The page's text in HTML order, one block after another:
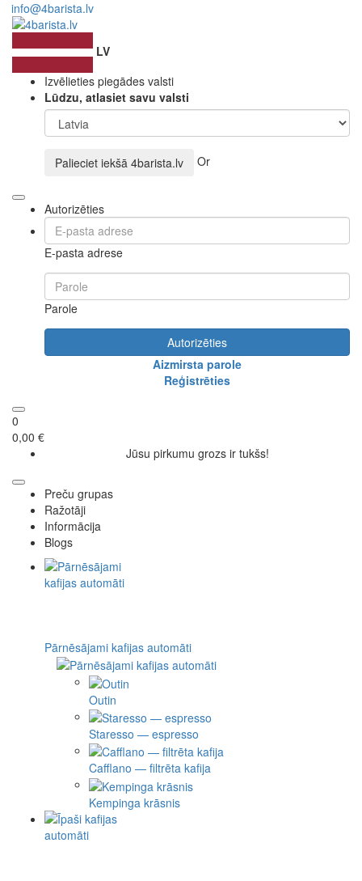
info@4barista.lv
LV
Izvēlieties piegādes valsti
Lūdzu, atlasiet savu valsti
Palieciet iekšā 4barista.lv Or
Autorizēties
E-pasta adrese
Parole
Autorizēties
Aizmirsta parole
Reģistrēties
0
0,00 €
Jūsu pirkumu grozs ir tukšs!
Preču grupas
Ražotāji
Informācija
Blogs
Pārnēsājami kafijas automāti
Outin
Staresso — espresso
Cafflano — filtrēta kafija
Kempinga krāsnis